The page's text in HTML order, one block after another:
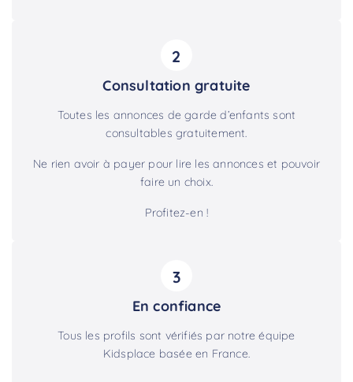
2
Consultation gratuite
Toutes les annonces de garde d’enfants sont
consultables gratuitement.
Ne rien avoir à payer pour lire les annonces et pouvoir
faire un choix.
Profitez-en !
3
En confiance
Tous les profils sont vérifiés par notre équipe
Kidsplace basée en France.